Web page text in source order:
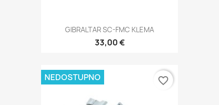
GIBRALTAR SC-FMC KLEMA
33,00 €
NEDOSTUPNO favorite_border